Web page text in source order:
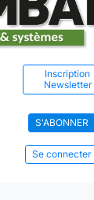
Inscription
Newsletter
S'ABONNER
Se connecter